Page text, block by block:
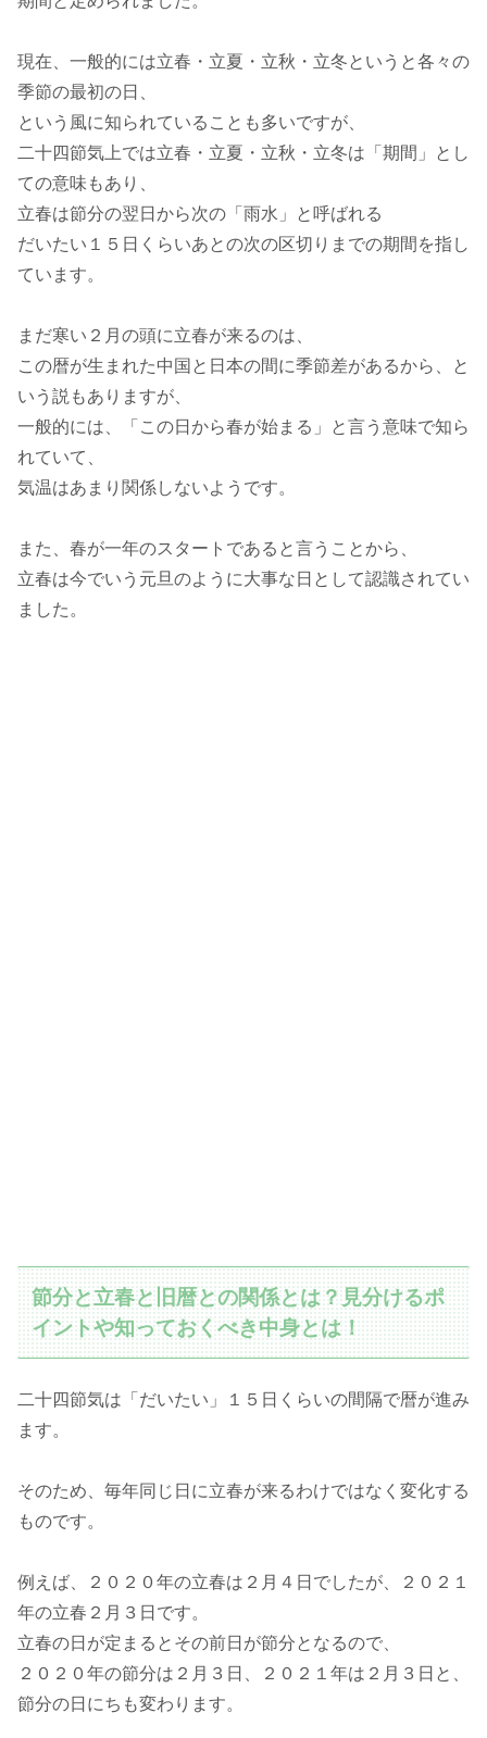
現在、一般的には立春・立夏・立秋・立冬というと各々の
季節の最初の日、
という風に知られていることも多いですが、
二十四節気上では立春・立夏・立秋・立冬は「期間」とし
ての意味もあり、
立春は節分の翌日から次の「雨水」と呼ばれる
だいたい１５日くらいあとの次の区切りまでの期間を指し
ています。
まだ寒い２月の頭に立春が来るのは、
この暦が生まれた中国と日本の間に季節差があるから、と
いう説もありますが、
一般的には、「この日から春が始まる」と言う意味で知ら
れていて、
気温はあまり関係しないようです。
また、春が一年のスタートであると言うことから、
立春は今でいう元旦のように大事な日として認識されてい
ました。
節分と立春と旧暦との関係とは？見分けるポ
イントや知っておくべき中身とは！
二十四節気は「だいたい」１５日くらいの間隔で暦が進み
ます。
そのため、毎年同じ日に立春が来るわけではなく変化する
ものです。
例えば、２０２０年の立春は２月４日でしたが、２０２１
年の立春２月３日です。
立春の日が定まるとその前日が節分となるので、
２０２０年の節分は２月３日、２０２１年は２月３日と、
節分の日にちも変わります。